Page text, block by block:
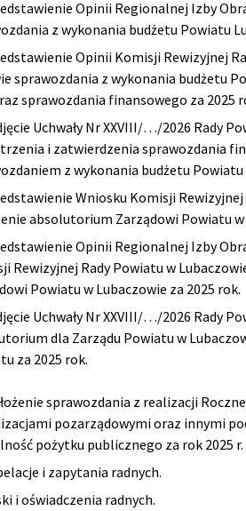
Opinii Regionalnej Izby
z wykonania budżetu Powiatu
Opinii Komisji Rewizyjnej
sprawozdania z wykonania budżetu
sprawozdania finansowego za 2025
Uchwały Nr XXVIII/…/2026 Rady
i zatwierdzenia sprawozdania
z wykonania budżetu
Wniosku Komisji
absolutorium Zarządowi Powiatu w
Opinii Regionalnej Izby
Rewizyjnej Rady Powiatu w
Powiatu w Lubaczowie za 2025 rok.
Uchwały Nr XXVIII/…/2026 Rady
dla Zarządu Powiatu w
za 2025 rok.
sprawozdania z realizacji
pozarządowymi oraz innymi
pożytku publicznego za rok 2025 r.
i zapytania radnych.
i oświadczenia radnych.